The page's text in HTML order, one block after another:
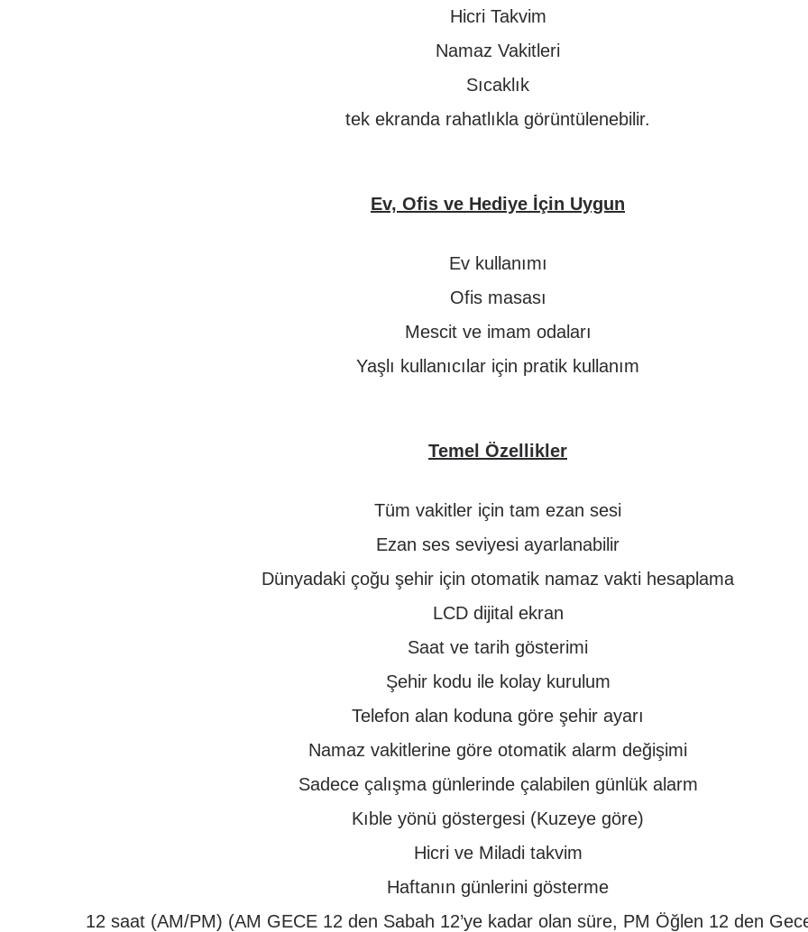
Hicri Takvim
Namaz Vakitleri
Sıcaklık
tek ekranda rahatlıkla görüntülenebilir.
Ev, Ofis ve Hediye İçin Uygun
Ev kullanımı
Ofis masası
Mescit ve imam odaları
Yaşlı kullanıcılar için pratik kullanım
Temel Özellikler
Tüm vakitler için tam ezan sesi
Ezan ses seviyesi ayarlanabilir
Dünyadaki çoğu şehir için otomatik namaz vakti hesaplama
LCD dijital ekran
Saat ve tarih gösterimi
Şehir kodu ile kolay kurulum
Telefon alan koduna göre şehir ayarı
Namaz vakitlerine göre otomatik alarm değişimi
Sadece çalışma günlerinde çalabilen günlük alarm
Kıble yönü göstergesi (Kuzeye göre)
Hicri ve Miladi takvim
Haftanın günlerini gösterme
12 saat (AM/PM) (AM GECE 12 den Sabah 12’ye kadar olan süre, PM Öğlen 12 den